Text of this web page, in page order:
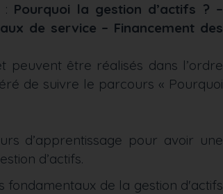
: Pourquoi la gestion d’actifs ? –
de service – Financement des
peuvent être réalisés dans l’ordre
de suivre le parcours « Pourquoi
d’apprentissage pour avoir une
d’actifs.
fondamentaux de la gestion d'actifs